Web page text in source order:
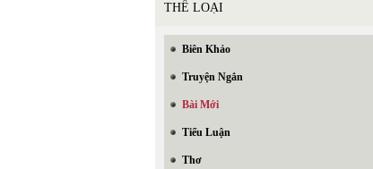
THỂ LOẠI
Biên Khảo
Truyện Ngắn
Bài Mới
Tiểu Luận
Thơ